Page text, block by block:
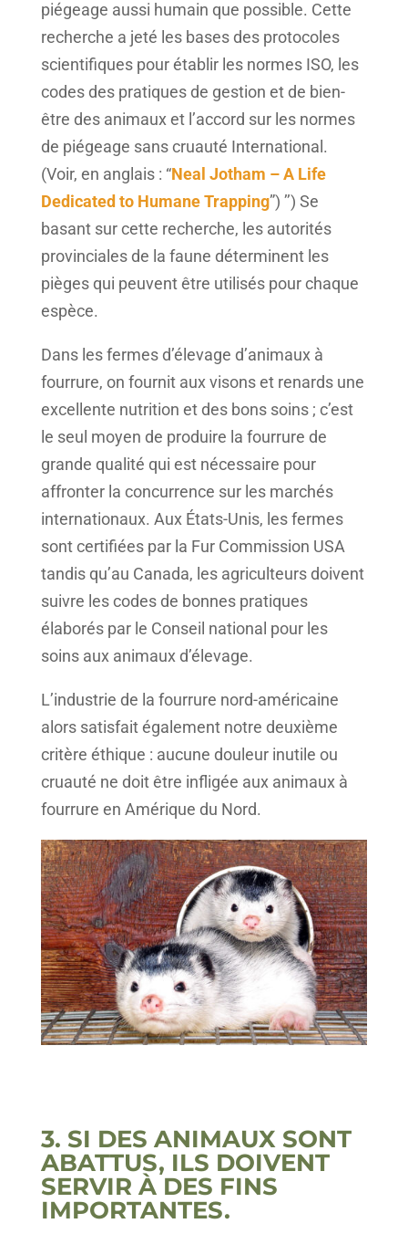
piégeage aussi humain que possible. Cette
recherche a jeté les bases des protocoles
scientifiques pour établir les normes ISO, les
codes des pratiques de gestion et de bien-
être des animaux et l’accord sur les normes
de piégeage sans cruauté International.
(Voir, en anglais : “Neal Jotham – A Life
Dedicated to Humane Trapping”) ’’) Se
basant sur cette recherche, les autorités
provinciales de la faune déterminent les
pièges qui peuvent être utilisés pour chaque
espèce.
Dans les fermes d’élevage d’animaux à
fourrure, on fournit aux visons et renards une
excellente nutrition et des bons soins ; c’est
le seul moyen de produire la fourrure de
grande qualité qui est nécessaire pour
affronter la concurrence sur les marchés
internationaux. Aux États-Unis, les fermes
sont certifiées par la Fur Commission USA
tandis qu’au Canada, les agriculteurs doivent
suivre les codes de bonnes pratiques
élaborés par le Conseil national pour les
soins aux animaux d’élevage.
L’industrie de la fourrure nord-américaine
alors satisfait également notre deuxième
critère éthique : aucune douleur inutile ou
cruauté ne doit être infligée aux animaux à
fourrure en Amérique du Nord.
3. SI DES ANIMAUX SONT
ABATTUS, ILS DOIVENT
SERVIR À DES FINS
IMPORTANTES.